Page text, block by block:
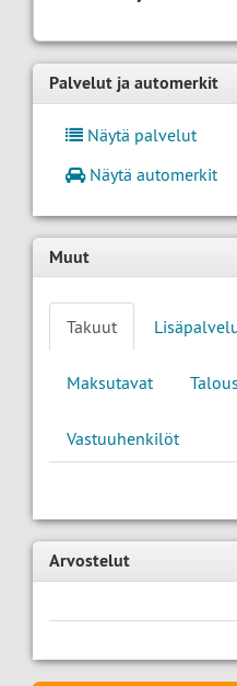
Palvelut ja automerkit
Näytä palvelut
Näytä automerkit
Muut
Takuut
Maksutavat
Vastuuhenkilöt
Arvostelut